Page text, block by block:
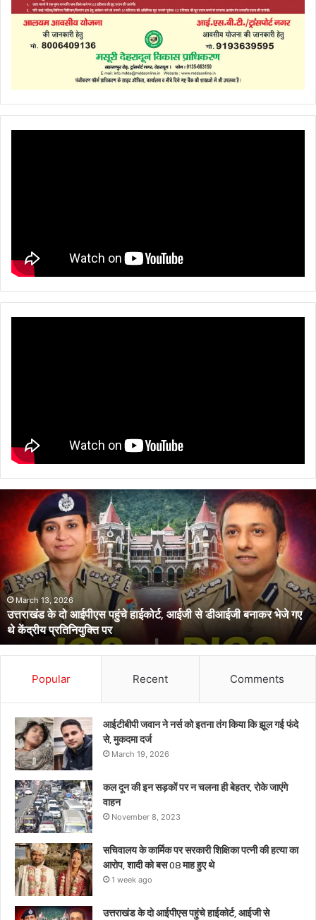
उत्तराखंड
दो
आईपीएस
पहुंचे
हाईकोर्ट,
आईजी
डीआईजी
बनाकर
भेजे
गए
प्रतिनियुक्ति
March 13, 2026
उत्तराखंड के दो आईपीएस पहुंचे हाईकोर्ट, आईजी से डीआईजी बनाकर भेजे गए
थे केंद्रीय प्रतिनियुक्ति पर
Popular Recent Comments
आईटीबीपी जवान ने नर्स को इतना तंग किया कि झूल गई फंदे
से, मुकदमा दर्ज
March 19, 2026
कल दून की इन सड़कों पर न चलना ही बेहतर, रोके जाएंगे
वाहन
November 8, 2023
सचिवालय के कार्मिक पर सरकारी शिक्षिका पत्नी की हत्या का
आरोप, शादी को बस 08 माह हुए थे
1 week ago
उत्तराखंड के दो आईपीएस पहुंचे हाईकोर्ट, आईजी से